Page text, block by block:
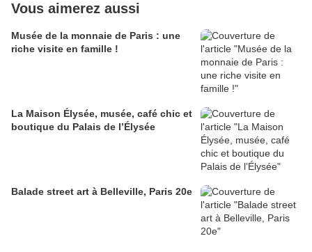
Vous aimerez aussi
Musée de la monnaie de Paris : une
riche visite en famille !
La Maison Élysée, musée, café chic et
boutique du Palais de l’Élysée
Balade street art à Belleville, Paris 20e